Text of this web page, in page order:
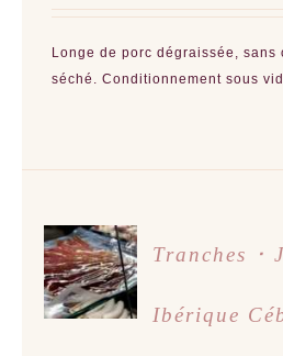
Longe de porc dégraissée, sans
séché. Conditionnement sous
AJOUTER
AU
PANIER
/
DÉTAILS
Tranches ･
Ibérique